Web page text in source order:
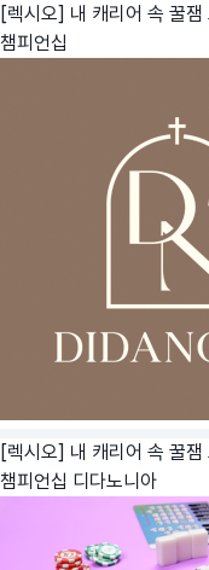
[렉시오] 내 캐리어 속 꿀
챔피언십
[렉시오] 내 캐리어 속 꿀
챔피언십 디다노니아